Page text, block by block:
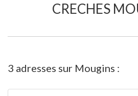
CRECHES
3 adresses sur Mougins :